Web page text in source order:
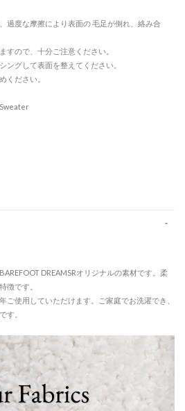
過度な摩擦により表面の 毛足が倒れ、絡み合
すので、十分ご注意ください。
ングして表面を整えてください。
ください。
DREAMSRオリジナルの素材です。柔
徴です。
ご使用していただけます。ご家庭でお洗濯でき、
す。